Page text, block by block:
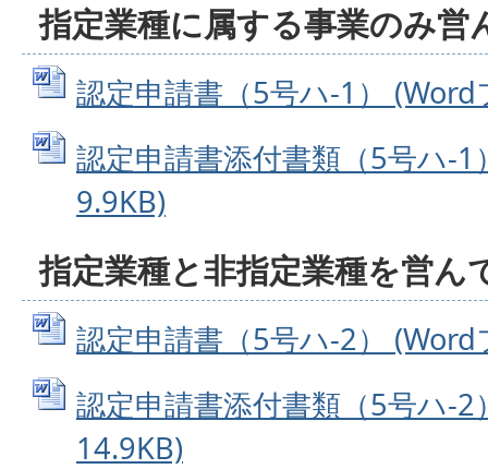
指定業種に属する事業のみ営
認定申請書（5号ハ-1）
認定申請書添付書類（5号ハ-
9.9KB)
指定業種と非指定業種を営ん
認定申請書（5号ハ-2）
認定申請書添付書類（5号ハ-
14.9KB)